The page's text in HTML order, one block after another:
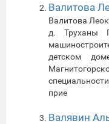
Валитова
Валитова
д. Труханы
детском
прие
Валявин